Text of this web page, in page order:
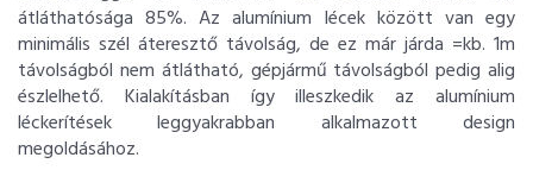
átláthatósága 85%. Az alumínium lécek között van egy
minimális szél áteresztő távolság, de ez már járda =kb. 1m
távolságból nem átlátható, gépjármű távolságból pedig alig
észlelhető. Kialakításban így illeszkedik az alumínium
léckerítések leggyakrabban alkalmazott design
megoldásához.